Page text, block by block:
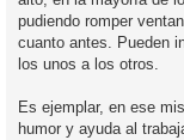
pudiendo romper
cuanto antes. Pueden
los unos a los otros.
Es ejemplar, en ese
humor y ayuda al